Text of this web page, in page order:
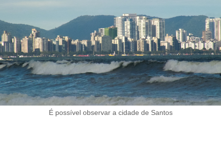
É possível observar a cidade de Santos